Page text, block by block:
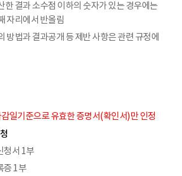
한 결과 소수점 이하의 숫자가 있는 경우에는
자리에서 반올림
방법과 결과공개 등 제반 사항은 관련 규정에
일기준으로 유효한 증명서(확인서)만 인정
청서 1부
증 1부